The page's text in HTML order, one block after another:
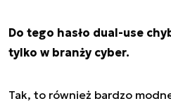
Do tego hasło dual-use
tylko w branży cyber.
Tak, to również bardzo